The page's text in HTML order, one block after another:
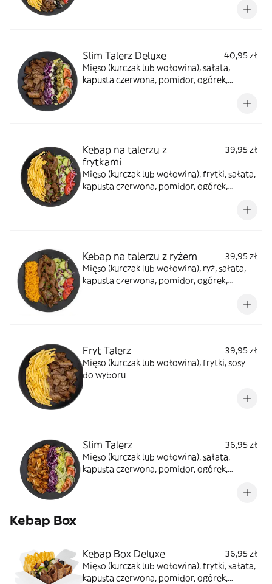
Slim Talerz Deluxe
40,95 zł
Mięso (kurczak lub wołowina), sałata,
kapusta czerwona, pomidor, ogórek,
Kebap na talerzu z
frytkami
39,95 zł
Mięso (kurczak lub wołowina), frytki, sałata,
kapusta czerwona, pomidor, ogórek,
Kebap na talerzu z ryżem
39,95 zł
Mięso (kurczak lub wołowina), ryż, sałata,
kapusta czerwona, pomidor, ogórek,
Fryt Talerz
39,95 zł
Mięso (kurczak lub wołowina), frytki, sosy
do wyboru
Slim Talerz
36,95 zł
Mięso (kurczak lub wołowina), sałata,
kapusta czerwona, pomidor, ogórek,
Kebap Box
Kebap Box Deluxe
36,95 zł
Mięso (kurczak lub wołowina), frytki, sałata,
kapusta czerwona, pomidor, ogórek,